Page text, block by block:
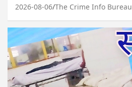
2026-08-06 The Crime Info Bureau